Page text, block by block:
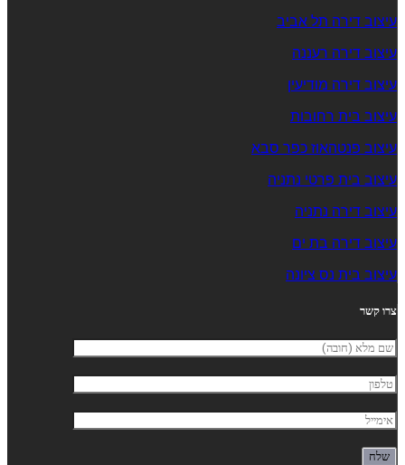
עיצוב דירה תל אביב
עיצוב דירה רעננה
עיצוב דירה מודיעין
עיצוב בית רחובות
עיצוב פנטהאוז כפר סבא
עיצוב בית פרטי נתניה
עיצוב דירה נתניה
עיצוב דירה בת ים
עיצוב בית נס ציונה
צרו קשר